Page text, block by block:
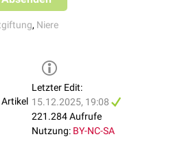
.
bei der Hämodialyse zu erreichen, wird
, Niere
Letzter Edit:
15.12.2025, 19:08
221.284 Aufrufe
Nutzung: BY-NC-SA